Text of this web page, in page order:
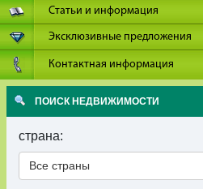
Статьи и информация
Эксклюзивные предложения
Контактная информация
ПОИСК НЕДВИЖИМОСТИ
страна:
Все страны